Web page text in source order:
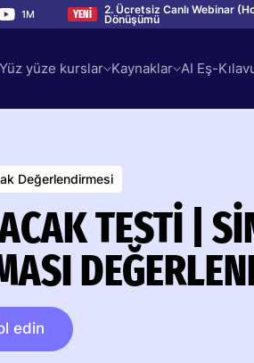
1M YENİ 2. Ücretsiz Canlı Webinar
Dönüşümü
Yüz yüze kurslar Kaynaklar AI Eş-
Değerlendirmesi
TESTI |
edin